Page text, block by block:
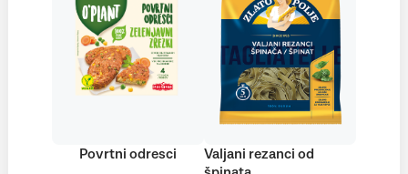
Povrtni odresci
Valjani rezanci od